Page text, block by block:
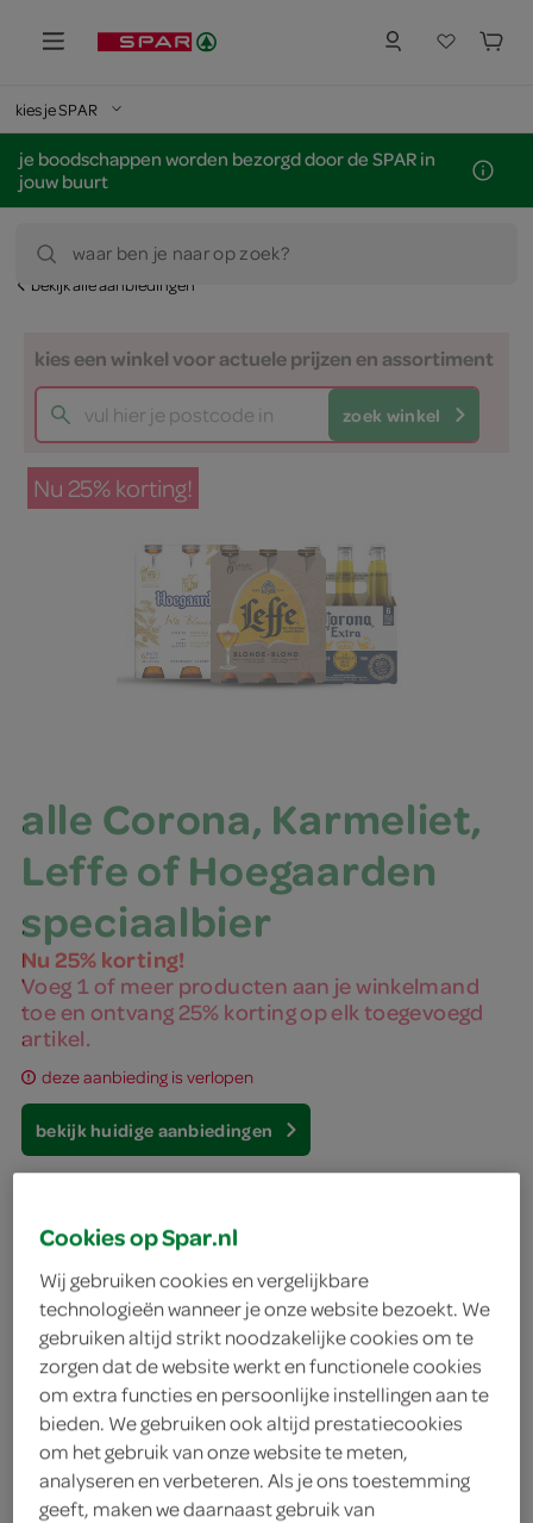
kies je SPAR
je boodschappen worden bezorgd door de SPAR in
jouw buurt
waar ben je naar op zoek?
bekijk alle aanbiedingen
kies een winkel voor actuele prijzen en assortiment
zoek winkel
Nu 25% korting!
alle Corona, Karmeliet,
Leffe of Hoegaarden
speciaalbier
Nu 25% korting!
Voeg 1 of meer producten aan je winkelmand
toe en ontvang 25% korting op elk toegevoegd
artikel.
deze aanbieding is verlopen
bekijk huidige aanbiedingen
Leffe Bier Blond
9.39 kies je SPAR
Leffe tripel
300 Milliliter
Cookies op Spar.nl
Wij gebruiken cookies en vergelijkbare
technologieën wanneer je onze website bezoekt. We
gebruiken altijd strikt noodzakelijke cookies om te
zorgen dat de website werkt en functionele cookies
om extra functies en persoonlijke instellingen aan te
bieden. We gebruiken ook altijd prestatiecookies
om het gebruik van onze website te meten,
analyseren en verbeteren. Als je ons toestemming
geeft, maken we daarnaast gebruik van